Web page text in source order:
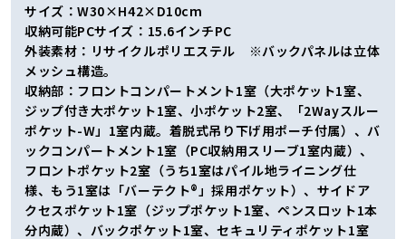
サイズ：W30×H42×D10cm
収納可能PCサイズ：15.6インチPC
外装素材：リサイクルポリエステル ※バックパネルは立体
メッシュ構造。
収納部：フロントコンパートメント1室（大ポケット1室、
ジップ付き大ポケット1室、小ポケット2室、「2Wayスルー
ポケット-W」1室内蔵。着脱式吊り下げ用ポーチ付属）、バ
ックコンパートメント1室（PC収納用スリーブ1室内蔵）、
フロントポケット2室（うち1室はパイル地ライニング仕
様、もう1室は「バーテクト®」採用ポケット）、サイドア
クセスポケット1室（ジップポケット1室、ペンスロット1本
分内蔵）、バックポケット1室、セキュリティポケット1室